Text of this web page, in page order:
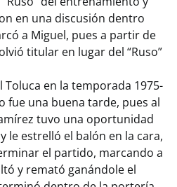
en una discusión dentro
a Miguel, pues a partir de
titular en lugar del “Ruso”
en la temporada 1975-
fue una buena tarde, pues al
tuvo una oportunidad
le estrelló el balón en la cara,
el partido, marcando a
y remató ganándole el